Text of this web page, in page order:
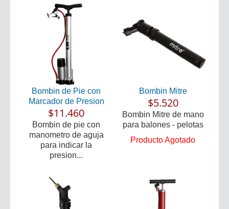
Bombin de Pie con
Marcador de Presion
$11.460
Bombin de pie con
manometro de aguja
para indicar la
presion...
Bombin Mitre
$5.520
Bombin Mitre de mano
para balones - pelotas
Producto Agotado